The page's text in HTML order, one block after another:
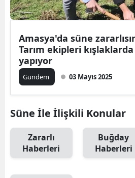
Amasya'da süne
Tarım ekipleri
yapıyor
Gündem 03 Mayıs 2025
Süne İle İlişkili Konular
Zararlı
Haberleri
Buğday
Haberleri